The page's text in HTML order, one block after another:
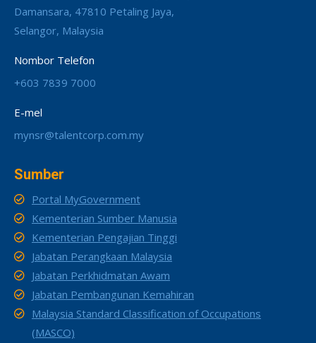
Damansara, 47810 Petaling Jaya,
Selangor, Malaysia
Nombor Telefon
+603 7839 7000
E-mel
mynsr@talentcorp.com.my
Sumber
Portal MyGovernment
Kementerian Sumber Manusia
Kementerian Pengajian Tinggi
Jabatan Perangkaan Malaysia
Jabatan Perkhidmatan Awam
Jabatan Pembangunan Kemahiran
Malaysia Standard Classification of Occupations
(MASCO)